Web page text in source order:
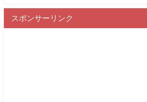
スポンサーリンク